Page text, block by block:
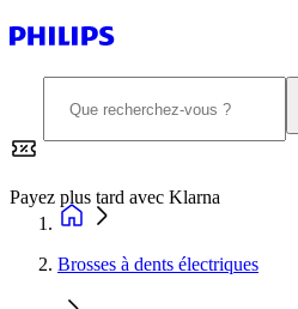
Payez plus tard avec Klarna
Brosses à dents électriques